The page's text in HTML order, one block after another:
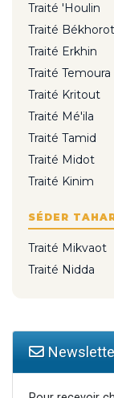
Traité 'Houlin
Traité Békhorot
Traité Erkhin
Traité Temoura
Traité Kritout
Traité Mé'ila
Traité Tamid
Traité Midot
Traité Kinim
SÉDER
Traité Mikvaot
Traité Nidda